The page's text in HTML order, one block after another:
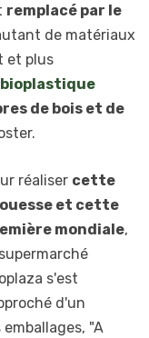
remplacé par le
de matériaux
et plus
bioplastique
de bois et de
réaliser cette
et cette
mondiale,
s'est
d'un
"A